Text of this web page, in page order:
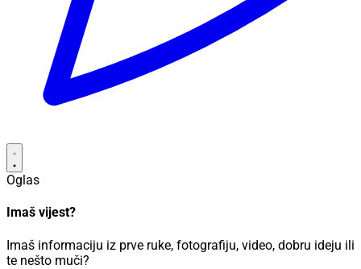
Oglas
Imaš vijest?
Imaš informaciju iz prve ruke, fotografiju, video, dobru ideju ili
te nešto muči?